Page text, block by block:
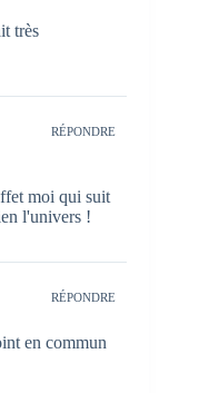
très
RÉPONDRE
moi qui suit
l'univers !
RÉPONDRE
en commun